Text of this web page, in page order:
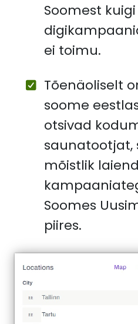
Soomest
ei toimu.
Tõenäoliselt
soome
otsivad
saunatootjat,
mõistlik
Soomes
piires.